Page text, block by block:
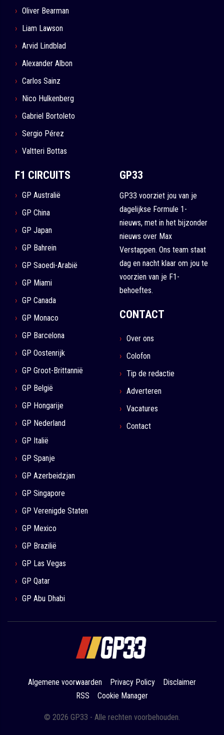
Oliver Bearman
Liam Lawson
Arvid Lindblad
Alexander Albon
Carlos Sainz
Nico Hulkenberg
Gabriel Bortoleto
Sergio Pérez
Valtteri Bottas
F1 CIRCUITS
GP Australië
GP China
GP Japan
GP Bahrein
GP Saoedi-Arabië
GP Miami
GP Canada
GP Monaco
GP Barcelona
GP Oostenrijk
GP Groot-Brittannië
GP België
GP Hongarije
GP Nederland
GP Italië
GP Spanje
GP Azerbeidzjan
GP Singapore
GP Verenigde Staten
GP Mexico
GP Brazilië
GP Las Vegas
GP Qatar
GP Abu Dhabi
GP33
GP33 voorziet jou van je
dagelijkse Formule 1-
nieuws, met in het bijzonder
nieuws over Max
Verstappen. Ons team staat
dag en nacht klaar om jou te
voorzien van je F1-
behoeftes.
CONTACT
Over ons
Colofon
Tip de redactie
Adverteren
Vacatures
Contact
Algemene voorwaarden Privacy Policy
Disclaimer
RSS
Cookie Manager
© 2026 GP33 - Alle rechten voorbehouden.